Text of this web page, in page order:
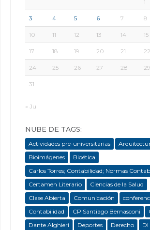
1
3 4 5 6 7 8
10 11 12 13 14 15
17 18 19 20 21 22
24 25 26 27 28 29
31
« Jul
NUBE DE TAGS:
Actividades pre-universitarias
Bioimágenes
Bioética
Carlos Torres; Contabilidad; Normas
Certamen Literario
Ciencias de la Salud
Clase Abierta
Comunicación
Contabilidad
CP Santiago Bernasconi
Dante Alghieri
Deportes Derecho
DI